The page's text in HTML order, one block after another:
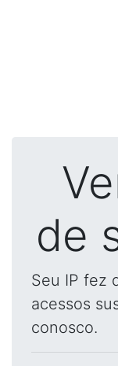
de
Seu IP fez
acessos
conosco.